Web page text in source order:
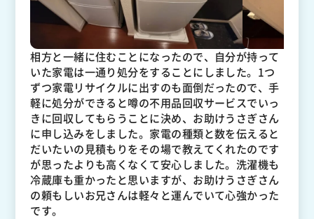
相方と一緒に住むことになったので、自分が持って
いた家電は一通り処分をすることにしました。1つ
ずつ家電リサイクルに出すのも面倒だったので、手
軽に処分ができると噂の不用品回収サービスでいっ
きに回収してもらうことに決め、お助けうさぎさん
に申し込みをしました。家電の種類と数を伝えると
だいたいの見積もりをその場で教えてくれたのです
が思ったよりも高くなくて安心しました。洗濯機も
冷蔵庫も重かったと思いますが、お助けうさぎさん
の頼もしいお兄さんは軽々と運んでいて心強かった
です。